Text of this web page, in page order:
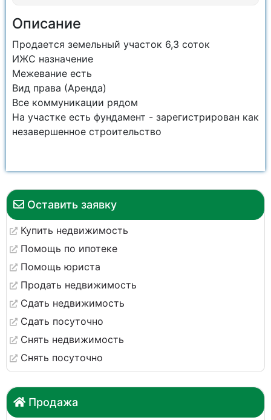
Оставить заявку
Купить недвижимость
Помощь по ипотеке
Помощь юриста
Продать недвижимость
Сдать недвижимость
Сдать посуточно
Снять недвижимость
Снять посуточно
Продажа
Описание
Продается земельный участок 6,3 соток
ИЖС назначение
Межевание есть
Вид права (Аренда)
Все коммуникации рядом
На участке есть фундамент - зарегистрирован как
незавершенное строительство